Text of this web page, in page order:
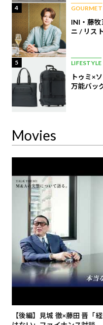
4 GOURMET
INI・藤
ニ / リス
5 LIFESTYLE
トゥミ×
万能バッ
Movies
【後編】見城 徹×藤田 晋「